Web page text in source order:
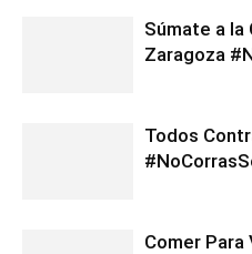
Súmate a la
Zaragoza
Todos
Comer